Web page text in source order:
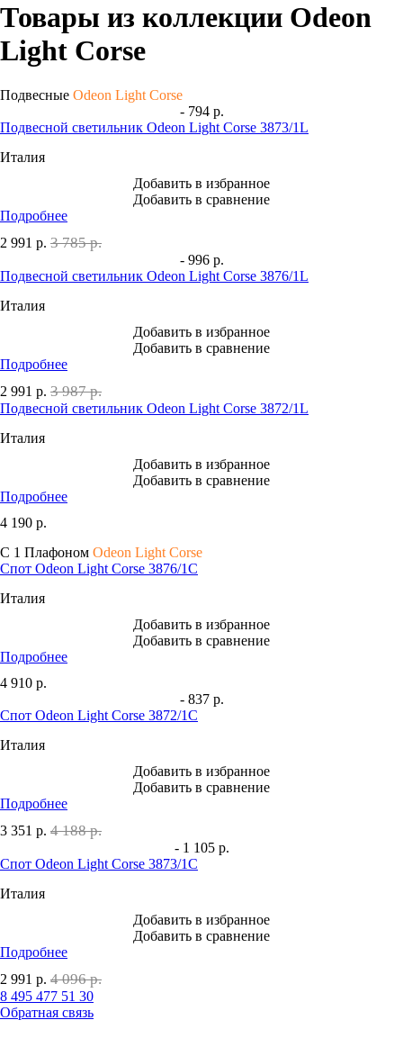
Товары из коллекции Odeon
Light Corse
Подвесные Odeon Light Corse
- 794 р.
Подвесной светильник Odeon Light Corse 3873/1L
Италия
Добавить в избранное
Добавить в сравнение
Подробнее
2 991 р. 3 785 р.
- 996 р.
Подвесной светильник Odeon Light Corse 3876/1L
Италия
Добавить в избранное
Добавить в сравнение
Подробнее
2 991 р. 3 987 р.
Подвесной светильник Odeon Light Corse 3872/1L
Италия
Добавить в избранное
Добавить в сравнение
Подробнее
4 190 р.
С 1 Плафоном Odeon Light Corse
Спот Odeon Light Corse 3876/1C
Италия
Добавить в избранное
Добавить в сравнение
Подробнее
4 910 р.
- 837 р.
Спот Odeon Light Corse 3872/1C
Италия
Добавить в избранное
Добавить в сравнение
Подробнее
3 351 р. 4 188 р.
- 1 105 р.
Спот Odeon Light Corse 3873/1C
Италия
Добавить в избранное
Добавить в сравнение
Подробнее
2 991 р. 4 096 р.
8 495 477 51 30
Обратная связь